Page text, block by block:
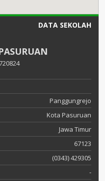
DATA SEKOLAH
Panggungrejo
Kota Pasuruan
Jawa Timur
67123
(0343) 429305
-